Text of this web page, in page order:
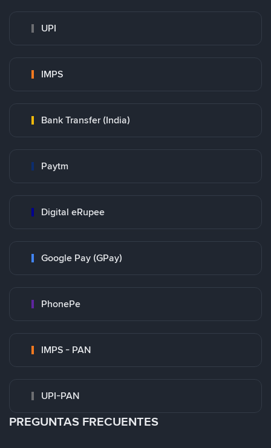
UPI
IMPS
Bank Transfer (India)
Paytm
Digital eRupee
Google Pay (GPay)
PhonePe
IMPS - PAN
UPI-PAN
PREGUNTAS FRECUENTES